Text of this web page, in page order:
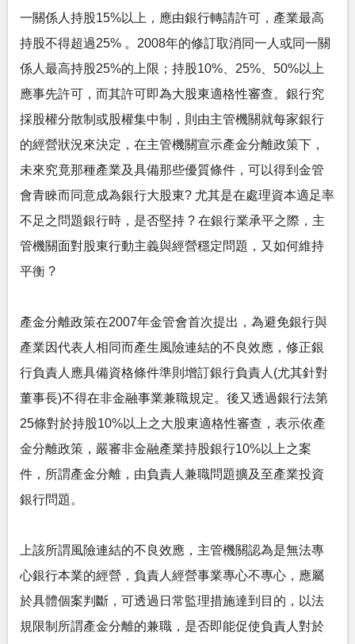
一關係人持股15%以上，應由銀行轉請許可，產業最高
持股不得超過25% 。2008年的修訂取消同一人或同一關
係人最高持股25%的上限；持股10%、25%、50%以上
應事先許可，而其許可即為大股東適格性審查。銀行究
採股權分散制或股權集中制，則由主管機關就每家銀行
的經營狀況來決定，在主管機關宣示產金分離政策下，
未來究竟那種產業及具備那些優質條件，可以得到金管
會青睞而同意成為銀行大股東? 尤其是在處理資本適足率
不足之問題銀行時，是否堅持 ? 在銀行業承平之際，主
管機關面對股東行動主義與經營穩定問題，又如何維持
平衡 ?
產金分離政策在2007年金管會首次提出，為避免銀行與
產業因代表人相同而產生風險連結的不良效應，修正銀
行負責人應具備資格條件準則增訂銀行負責人(尤其針對
董事長)不得在非金融事業兼職規定。後又透過銀行法第
25條對於持股10%以上之大股東適格性審查，表示依產
金分離政策，嚴審非金融產業持股銀行10%以上之案
件，所謂產金分離，由負責人兼職問題擴及至產業投資
銀行問題。
上該所謂風險連結的不良效應，主管機關認為是無法專
心銀行本業的經營，負責人經營事業專心不專心，應屬
於具體個案判斷，可透過日常監理措施達到目的，以法
規限制所謂產金分離的兼職，是否即能促使負責人對於